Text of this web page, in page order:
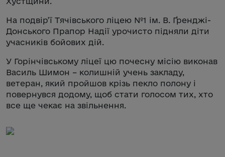
На подвір’ї Тячівського ліцею №1 ім. В. Ґренджі-
Донського Прапор Надії урочисто підняли діти
учасників бойових дій.
У Горінчівському ліцеї цю почесну місію виконав
Василь Шимон – колишній учень закладу,
ветеран, який пройшов крізь пекло полону і
повернувся додому, щоб стати голосом тих, хто
все ще чекає на звільнення.